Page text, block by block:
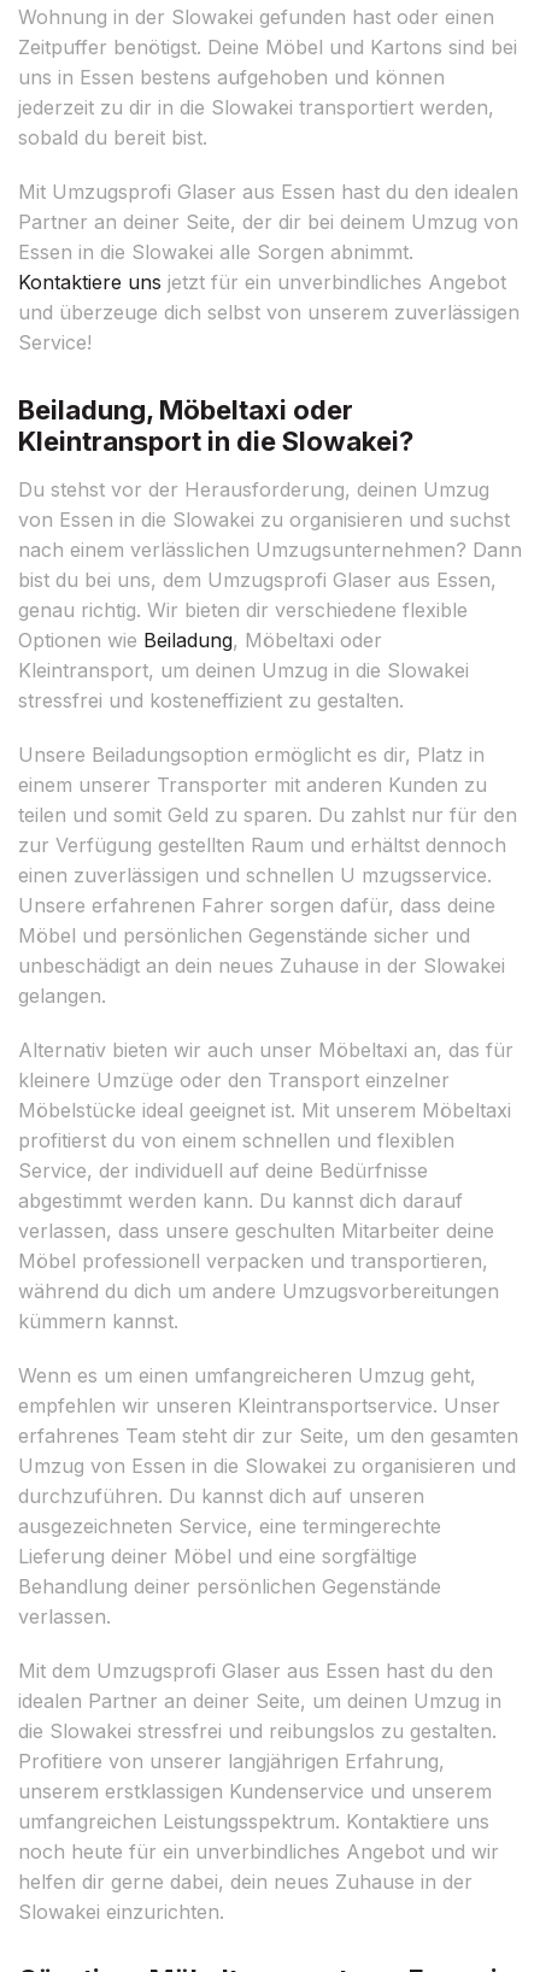
Wohnung in der Slowakei gefunden hast oder einen
Zeitpuffer benötigst. Deine Möbel und Kartons sind bei
uns in Essen bestens aufgehoben und können
jederzeit zu dir in die Slowakei transportiert werden,
sobald du bereit bist.
Mit Umzugsprofi Glaser aus Essen hast du den idealen
Partner an deiner Seite, der dir bei deinem Umzug von
Essen in die Slowakei alle Sorgen abnimmt.
Kontaktiere uns jetzt für ein unverbindliches Angebot
und überzeuge dich selbst von unserem zuverlässigen
Service!
Beiladung, Möbeltaxi oder
Kleintransport in die Slowakei?
Du stehst vor der Herausforderung, deinen Umzug
von Essen in die Slowakei zu organisieren und suchst
nach einem verlässlichen Umzugsunternehmen? Dann
bist du bei uns, dem Umzugsprofi Glaser aus Essen,
genau richtig. Wir bieten dir verschiedene flexible
Optionen wie Beiladung, Möbeltaxi oder
Kleintransport, um deinen Umzug in die Slowakei
stressfrei und kosteneffizient zu gestalten.
Unsere Beiladungsoption ermöglicht es dir, Platz in
einem unserer Transporter mit anderen Kunden zu
teilen und somit Geld zu sparen. Du zahlst nur für den
zur Verfügung gestellten Raum und erhältst dennoch
einen zuverlässigen und schnellen U mzugsservice.
Unsere erfahrenen Fahrer sorgen dafür, dass deine
Möbel und persönlichen Gegenstände sicher und
unbeschädigt an dein neues Zuhause in der Slowakei
gelangen.
Alternativ bieten wir auch unser Möbeltaxi an, das für
kleinere Umzüge oder den Transport einzelner
Möbelstücke ideal geeignet ist. Mit unserem Möbeltaxi
profitierst du von einem schnellen und flexiblen
Service, der individuell auf deine Bedürfnisse
abgestimmt werden kann. Du kannst dich darauf
verlassen, dass unsere geschulten Mitarbeiter deine
Möbel professionell verpacken und transportieren,
während du dich um andere Umzugsvorbereitungen
kümmern kannst.
Wenn es um einen umfangreicheren Umzug geht,
empfehlen wir unseren Kleintransportservice. Unser
erfahrenes Team steht dir zur Seite, um den gesamten
Umzug von Essen in die Slowakei zu organisieren und
durchzuführen. Du kannst dich auf unseren
ausgezeichneten Service, eine termingerechte
Lieferung deiner Möbel und eine sorgfältige
Behandlung deiner persönlichen Gegenstände
verlassen.
Mit dem Umzugsprofi Glaser aus Essen hast du den
idealen Partner an deiner Seite, um deinen Umzug in
die Slowakei stressfrei und reibungslos zu gestalten.
Profitiere von unserer langjährigen Erfahrung,
unserem erstklassigen Kundenservice und unserem
umfangreichen Leistungsspektrum. Kontaktiere uns
noch heute für ein unverbindliches Angebot und wir
helfen dir gerne dabei, dein neues Zuhause in der
Slowakei einzurichten.